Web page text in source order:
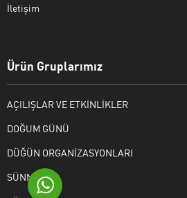
İletişim
Ürün Gruplarımız
AÇILIŞLAR VE ETKİNLİKLER
DOĞUM GÜNÜ
DÜĞÜN ORGANİZASYONLARI
SÜNNET